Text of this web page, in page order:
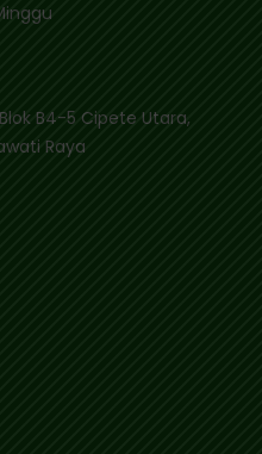
B4-5 Cipete Utara,
Raya